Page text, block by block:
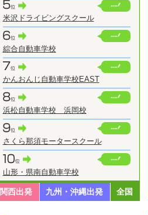
米沢ドライビングスクール
綜合自動車学校
かんおんじ自動車学校EAST
浜松自動車学校 浜岡校
さくら那須モータースクール
山形・県南自動車学校
関西出発 九州・沖縄出発 全国